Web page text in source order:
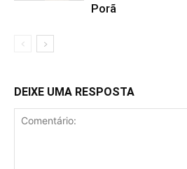
Porã
DEIXE UMA RESPOSTA